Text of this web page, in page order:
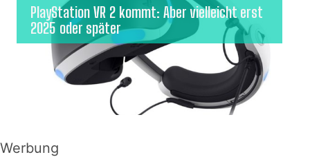
PlayStation VR 2 kommt: Aber vielleicht erst
2025 oder später
Werbung